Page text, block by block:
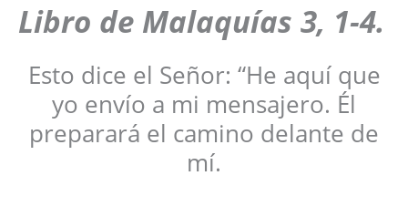
Libro de Malaquías 3, 1-4.
Esto dice el Señor: “He aquí que
yo envío a mi mensajero. Él
preparará el camino delante de
mí.